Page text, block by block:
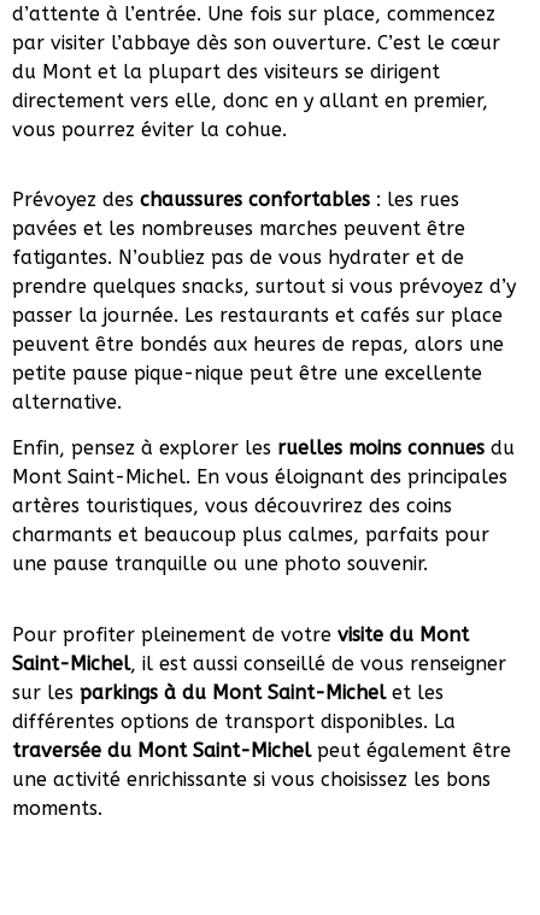
d’attente à l’entrée. Une fois sur place, commencez
par visiter l’abbaye dès son ouverture. C’est le cœur
du Mont et la plupart des visiteurs se dirigent
directement vers elle, donc en y allant en premier,
vous pourrez éviter la cohue.
Prévoyez des chaussures confortables : les rues
pavées et les nombreuses marches peuvent être
fatigantes. N’oubliez pas de vous hydrater et de
prendre quelques snacks, surtout si vous prévoyez d’y
passer la journée. Les restaurants et cafés sur place
peuvent être bondés aux heures de repas, alors une
petite pause pique-nique peut être une excellente
alternative.
Enfin, pensez à explorer les ruelles moins connues du
Mont Saint-Michel. En vous éloignant des principales
artères touristiques, vous découvrirez des coins
charmants et beaucoup plus calmes, parfaits pour
une pause tranquille ou une photo souvenir.
Pour profiter pleinement de votre visite du Mont
Saint-Michel, il est aussi conseillé de vous renseigner
sur les parkings à du Mont Saint-Michelet les
différentes options de transport disponibles. La
traversée du Mont Saint-Michelpeut également être
une activité enrichissante si vous choisissez les bons
moments.